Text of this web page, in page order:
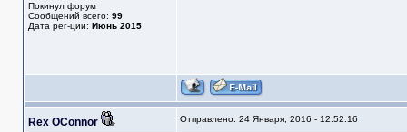
Покинул форум
Сообщений всего: 99
Дата рег-ции: Июнь 2015
Rex OConnor Отправлено: 24 Января, 2016 - 12:52:16